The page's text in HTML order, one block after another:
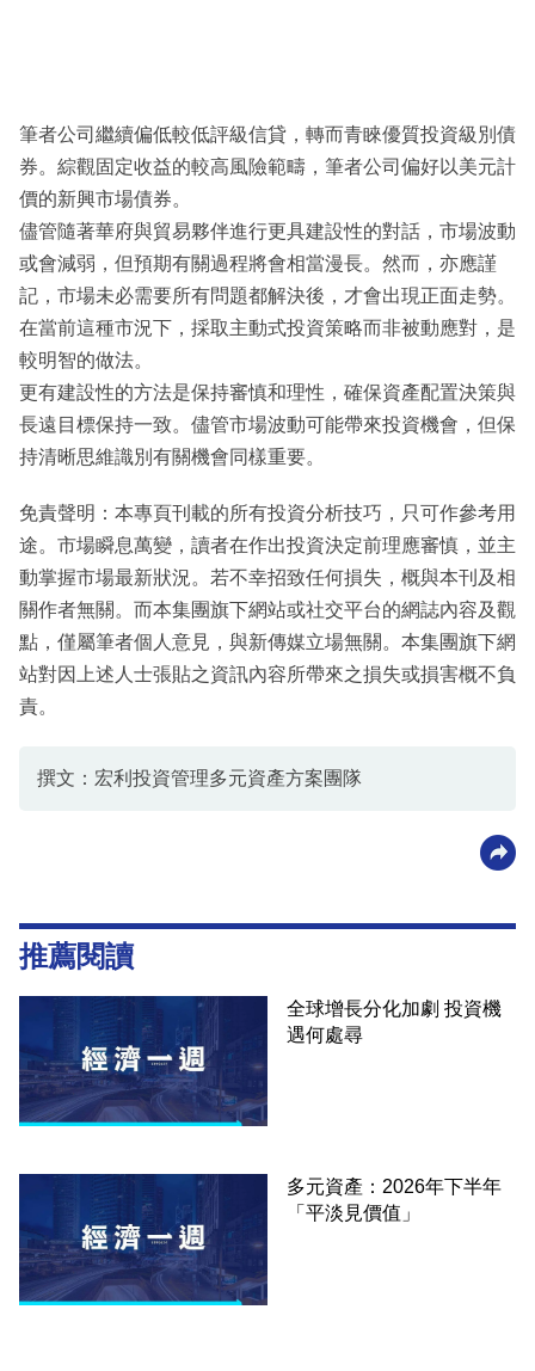
筆者公司繼續偏低較低評級信貸，轉而青睞優質投資級別債
券。綜觀固定收益的較高風險範疇，筆者公司偏好以美元計
價的新興市場債券。
儘管隨著華府與貿易夥伴進行更具建設性的對話，市場波動
或會減弱，但預期有關過程將會相當漫長。然而，亦應謹
記，市場未必需要所有問題都解決後，才會出現正面走勢。
在當前這種市況下，採取主動式投資策略而非被動應對，是
較明智的做法。
更有建設性的方法是保持審慎和理性，確保資產配置決策與
長遠目標保持一致。儘管市場波動可能帶來投資機會，但保
持清晰思維識別有關機會同樣重要。
免責聲明：本專頁刊載的所有投資分析技巧，只可作參考用
途。市場瞬息萬變，讀者在作出投資決定前理應審慎，並主
動掌握市場最新狀況。若不幸招致任何損失，概與本刊及相
關作者無關。而本集團旗下網站或社交平台的網誌內容及觀
點，僅屬筆者個人意見，與新傳媒立場無關。本集團旗下網
站對因上述人士張貼之資訊內容所帶來之損失或損害概不負
責。
撰文：宏利投資管理多元資產方案團隊
推薦閱讀
全球增長分化加劇 投資機
遇何處尋
多元資產：2026年下半年
「平淡見價值」